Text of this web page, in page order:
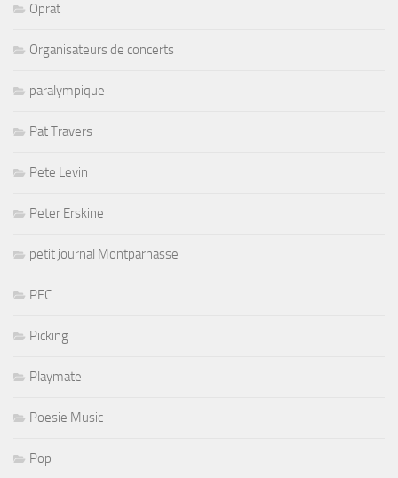
Oprat
Organisateurs de concerts
paralympique
Pat Travers
Pete Levin
Peter Erskine
petit journal Montparnasse
PFC
Picking
Playmate
Poesie Music
Pop